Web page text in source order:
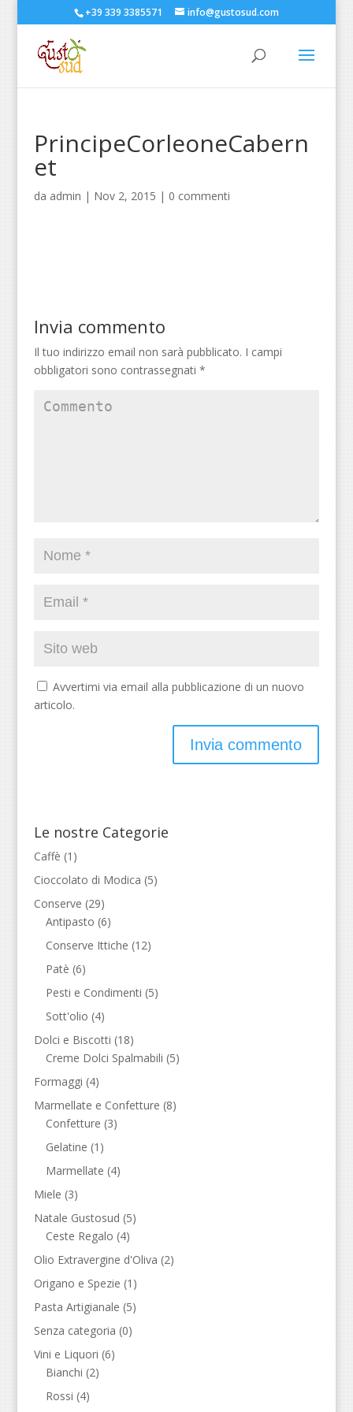
+39 339 3385571 info@gustosud.com
PrincipeCorleoneCabern
et
da admin | Nov 2, 2015 | 0 commenti
Invia commento
Il tuo indirizzo email non sarà pubblicato. I campi
obbligatori sono contrassegnati *
Avvertimi via email alla pubblicazione di un nuovo
articolo.
Le nostre Categorie
Caffè (1)
Cioccolato di Modica (5)
Conserve (29)
Antipasto (6)
Conserve Ittiche (12)
Patè (6)
Pesti e Condimenti (5)
Sott'olio (4)
Dolci e Biscotti (18)
Creme Dolci Spalmabili (5)
Formaggi (4)
Marmellate e Confetture (8)
Confetture (3)
Gelatine (1)
Marmellate (4)
Miele (3)
Natale Gustosud (5)
Ceste Regalo (4)
Olio Extravergine d'Oliva (2)
Origano e Spezie (1)
Pasta Artigianale (5)
Senza categoria (0)
Vini e Liquori (6)
Bianchi (2)
Rossi (4)